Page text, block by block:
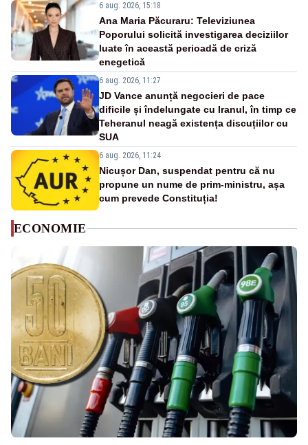
6 aug. 2026, 15:18
Ana Maria Păcuraru: Televiziunea
Poporului solicită investigarea deciziilor
luate în această perioadă de criză
enegetică
6 aug. 2026, 11:27
JD Vance anunță negocieri de pace
dificile și îndelungate cu Iranul, în timp ce
Teheranul neagă existența discuțiilor cu
SUA
6 aug. 2026, 11:24
Nicușor Dan, suspendat pentru că nu
propune un nume de prim-ministru, așa
cum prevede Constituția!
ECONOMIE